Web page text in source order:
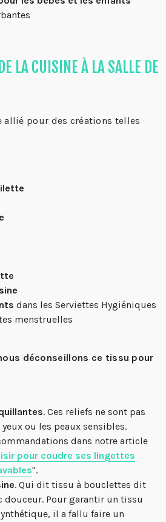
LA CUISINE À LA SALLE DE
allié pour des créations telles
dans les Serviettes Hygiéniques
menstruelles
déconseillons ce tissu pour
. Ces reliefs ne sont pas
ou les peaux sensibles.
dans notre article
pour coudre ses lingettes
".
. Qui dit tissu à bouclettes dit
douceur. Pour garantir un tissu
il a fallu faire un